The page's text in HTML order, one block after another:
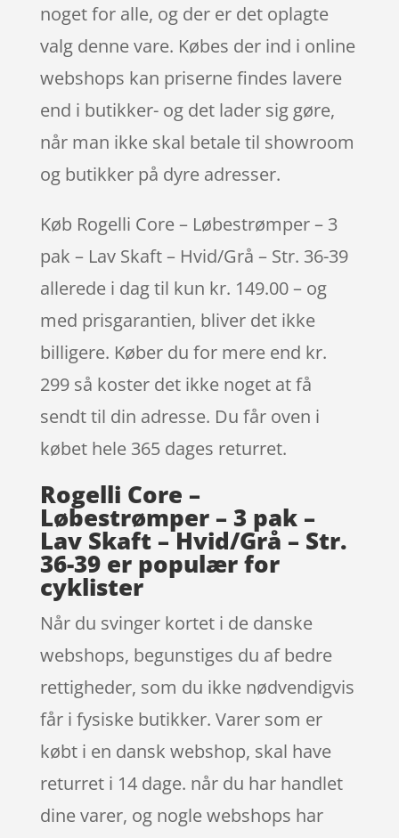
noget for alle, og der er det oplagte
valg denne vare. Købes der ind i online
webshops kan priserne findes lavere
end i butikker- og det lader sig gøre,
når man ikke skal betale til showroom
og butikker på dyre adresser.
Køb Rogelli Core – Løbestrømper – 3
pak – Lav Skaft – Hvid/Grå – Str. 36-39
allerede i dag til kun kr. 149.00 – og
med prisgarantien, bliver det ikke
billigere. Køber du for mere end kr.
299 så koster det ikke noget at få
sendt til din adresse. Du får oven i
købet hele 365 dages returret.
Rogelli Core –
Løbestrømper – 3 pak –
Lav Skaft – Hvid/Grå – Str.
36-39 er populær for
cyklister
Når du svinger kortet i de danske
webshops, begunstiges du af bedre
rettigheder, som du ikke nødvendigvis
får i fysiske butikker. Varer som er
købt i en dansk webshop, skal have
returret i 14 dage. når du har handlet
dine varer, og nogle webshops har